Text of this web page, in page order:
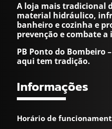
A loja mais tradicional
material hidráulico,
banheiro e cozinha e
prevenção e combate a
PB Ponto do Bombeiro
aqui tem tradição.
Informações
Horário de